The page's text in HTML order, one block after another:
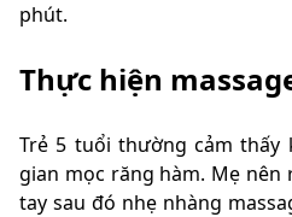
phút.
Thực hiện
Trẻ 5 tuổi thường cảm
gian mọc răng hàm. Mẹ nên
tay sau đó nhẹ nhàng